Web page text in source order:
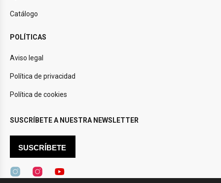
Catálogo
POLÍTICAS
Aviso legal
Política de privacidad
Política de cookies
SUSCRÍBETE A NUESTRA NEWSLETTER
SUSCRÍBETE